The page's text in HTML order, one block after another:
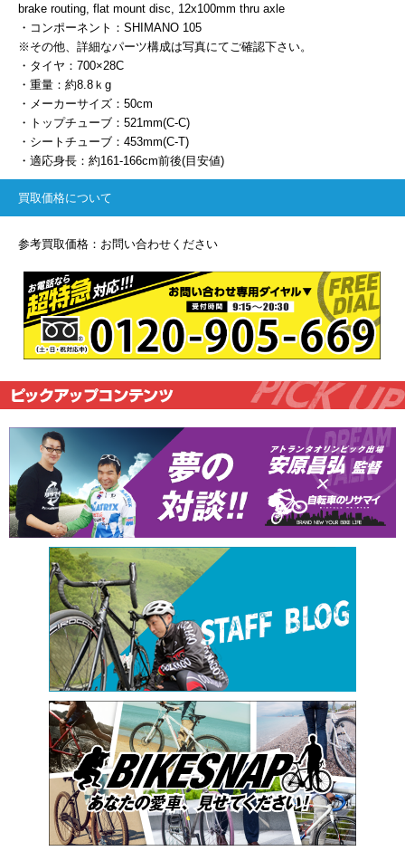
brake routing, flat mount disc, 12x100mm thru axle
・コンポーネント：SHIMANO 105
※その他、詳細なパーツ構成は写真にてご確認下さい。
・タイヤ：700×28C
・重量：約8.8ｋg
・メーカーサイズ：50cm
・トップチューブ：521mm(C-C)
・シートチューブ：453mm(C-T)
・適応身長：約161-166cm前後(目安値)
買取価格について
参考買取価格：お問い合わせください